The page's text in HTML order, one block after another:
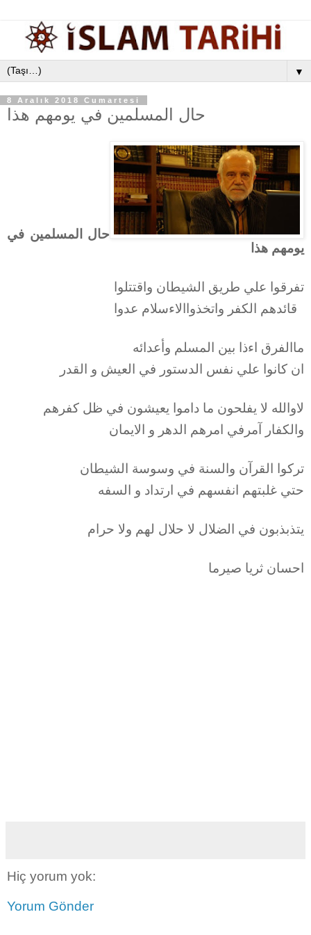
▼
8 Aralık 2018 Cumartesi
حال المسلمين في يومهم هذا
حال المسلمين في
يومهم هذا
تفرقوا علي طريق الشيطان واقتتلوا
قائدهم الكفر واتخذواالاءسلام عدوا
ماالفرق اءذا بين المسلم وأعدائه
ان كانوا علي نفس الدستور في العيش و القدر
لاوالله لا يفلحون ما داموا يعيشون في ظل كفرهم
والكفار آمرفي امرهم الدهر و الايمان
تركوا القرآن والسنة في وسوسة الشيطان
حتي غلبتهم انفسهم في ارتداد و السفه
يتذبذبون في الضلال لا حلال لهم ولا حرام
احسان ثريا صيرما
Hiç yorum yok:
Yorum Gönder